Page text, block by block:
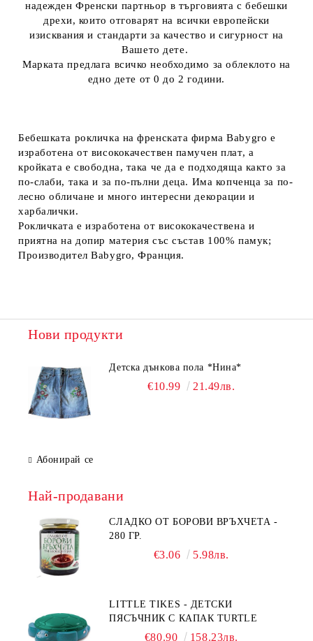
надежден Френски партньор в търговията с бебешки
дрехи, които отговарят на всички европейски
изисквания и стандарти за качество и сигурност на
Вашето дете.
Марката предлага всичко необходимо за облеклото на
едно дете от 0 до 2 години.
Бебешката рокличка на френската фирма Babygro е
изработена от висококачествен памучен плат, а
кройката е свободна, така че да е подходяща както за
по-слаби, така и за по-пълни деца. Има копченца за по-
лесно обличане и много интересни декорации и
харбалички.
Рокличката е изработена от висококачествена и
приятна на допир материя със състав 100% памук;
Производител Babygro, Франция.
Нови продукти
Детска дънкова пола *Нина*
€10.99 21.49лв.
Абонирай се
Най-продавани
СЛАДКО ОТ БОРОВИ ВРЪХЧЕТА -
280 ГР.
€3.06 5.98лв.
LITTLE TIKES - ДЕТСКИ
ПЯСЪЧНИК С КАПАК TURTLE
€80.90 158.23лв.